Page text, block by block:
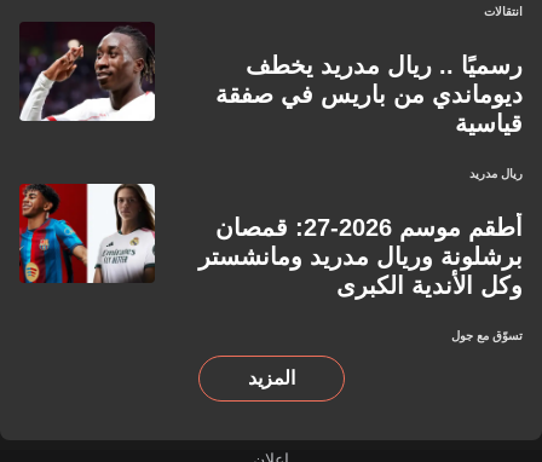
انتقالات
رسميًا .. ريال مدريد يخطف
ديوماندي من باريس في صفقة
قياسية
ريال مدريد
أطقم موسم 2026-27: قمصان
برشلونة وريال مدريد ومانشستر
وكل الأندية الكبرى
تسوّق مع جول
المزيد